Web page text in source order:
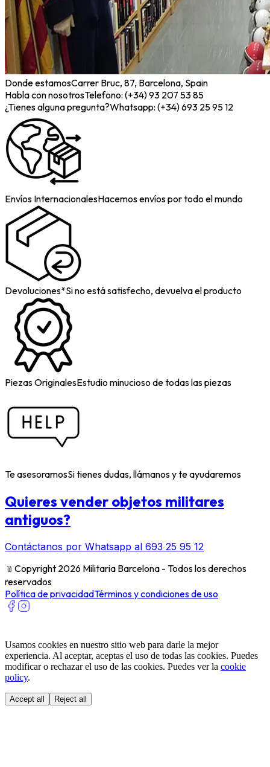
Donde estamosCarrer Bruc, 87, Barcelona, Spain
Habla con nosotrosTelefono: (+34) 93 207 53 85
¿Tienes alguna pregunta?Whatsapp: (+34) 693 25 95 12
Envíos InternacionalesHacemos envíos por todo el mundo
Devoluciones*Si no está satisfecho, devuelva el producto
Piezas OriginalesEstudio minucioso de todas las piezas
Te asesoramosSi tienes dudas, llámanos y te ayudaremos
Quieres vender objetos militares
antiguos?
Contáctanos por Whatsapp al 693 25 95 12
﹫ Copyright 2026 Militaria Barcelona - Todos los derechos
reservados
Política de privacidadTérminos y condiciones de uso
Usamos cookies en nuestro sitio web para darle la mejor
experiencia. Al aceptar, aceptas el uso de todas las cookies. Puedes
modificar o rechazar el uso de las cookies. Puedes ver la cookie
policy.
Accept all Reject all